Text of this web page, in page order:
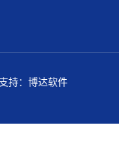
持：博达软件